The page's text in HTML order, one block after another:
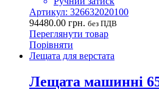
Артикул: 326632020100
94480.00 грн. без ПДВ
Переглянути товар
Порівняти
Лещата для верстата
Лещата машинні